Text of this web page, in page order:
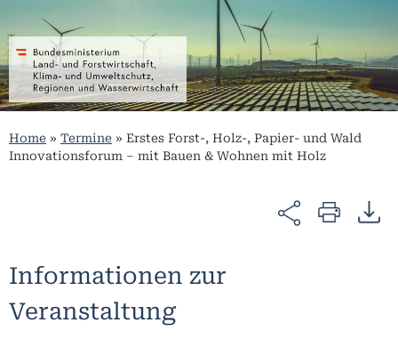
Home » Termine » Erstes Forst-, Holz-, Papier- und Wald
Innovationsforum – mit Bauen & Wohnen mit Holz
Informationen zur
Veranstaltung